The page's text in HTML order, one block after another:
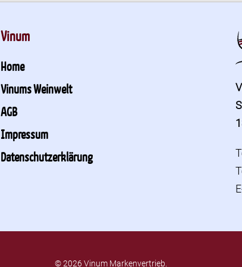
Vinum
Home
Vinums Weinwelt
AGB
Impressum
Datenschutzerklärung
© 2026 Vinum Markenvertrieb.